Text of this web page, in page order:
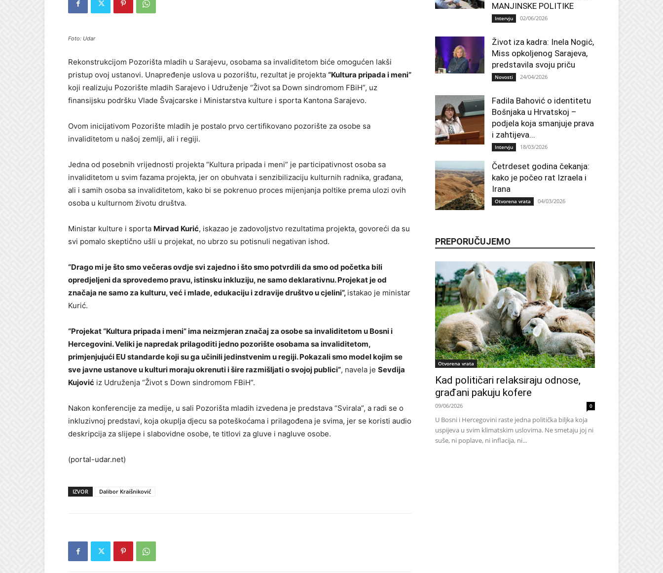
Foto: Udar
Rekonstrukcijom Pozorišta mladih u Sarajevu, osobama sa invaliditetom biće omogućen lakši
pristup ovoj ustanovi. Unapređenje uslova u pozorištu, rezultat je projekta “Kultura pripada i meni”
koji realizuju Pozorište mladih Sarajevo i Udruženje “Život sa Down sindromom FBiH”, uz
finansijsku podršku Vlade Švajcarske i Ministarstva kulture i sporta Kantona Sarajevo.
Ovom inicijativom Pozorište mladih je postalo prvo certifikovano pozorište za osobe sa
invaliditetom u našoj zemlji, ali i regiji.
Jedna od posebnih vrijednosti projekta “Kultura pripada i meni” je participativnost osoba sa
invaliditetom u svim fazama projekta, jer on obuhvata i senzibilizaciju kulturnih radnika, građana,
ali i samih osoba sa invaliditetom, kako bi se pokrenuo proces mijenjanja poltike prema ulozi ovih
osoba u kulturnom životu društva.
Ministar kulture i sporta Mirvad Kurić, iskazao je zadovoljstvo rezultatima projekta, govoreći da su
svi pomalo skeptično ušli u projekat, no ubrzo su potisnuli negativan ishod.
“Drago mi je što smo večeras ovdje svi zajedno i što smo potvrdili da smo od početka bili
opredjeljeni da sprovedemo pravu, istinsku inkluziju, ne samo deklarativnu. Projekat je od
značaja ne samo za kulturu, već i mlade, edukaciju i zdravije društvo u cjelini”, istakao je ministar
Kurić.
“Projekat “Kultura pripada i meni” ima neizmjeran značaj za osobe sa invaliditetom u Bosni i
Hercegovini. Veliki je napredak prilagoditi jedno pozorište osobama sa invaliditetom,
primjenjujući EU standarde koji su ga učinili jedinstvenim u regiji. Pokazali smo model kojim se
sve javne ustanove u kulturi moraju okrenuti i šire razmišljati o svojoj publici”, navela je Sevdija
Kujović iz Udruženja “Život s Down sindromom FBiH”.
Nakon konferencije za medije, u sali Pozorišta mladih izvedena je predstava “Svirala”, a radi se o
inkluzivnoj predstavi, koja okuplja djecu sa poteškoćama i prilagođena je svima, jer se koristi audio
deskripcija za slijepe i slabovidne osobe, te titlovi za gluve i nagluve osobe.
(portal-udar.net)
IZVOR Dalibor Kraišniković
MANJINSKE POLITIKE
Intervju 02/06/2026
Život iza kadra: Inela Nogić,
Miss opkoljenog Sarajeva,
predstavila svoju priču
Novosti 24/04/2026
Fadila Bahović o identitetu
Bošnjaka u Hrvatskoj –
podjela koja smanjuje prava
i zahtijeva...
Intervju 18/03/2026
Četrdeset godina čekanja:
kako je počeo rat Izraela i
Irana
Otvorena vrata 04/03/2026
PREPORUČUJEMO
Otvorena vrata
Kad političari relaksiraju odnose,
građani pakuju kofere
09/06/2026 0
U Bosni i Hercegovini raste jedna politička biljka koja
uspijeva u svim klimatskim uslovima. Ne smetaju joj ni
suše, ni poplave, ni inflacija, ni...